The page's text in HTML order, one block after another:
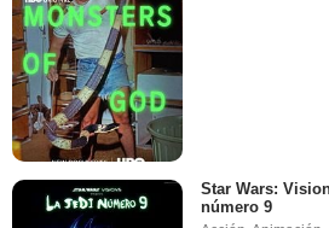
Star Wars:
número 9